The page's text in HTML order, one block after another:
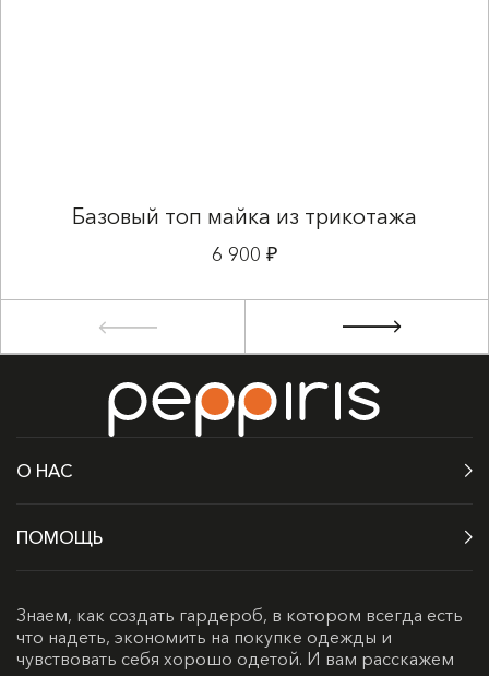
Базовый топ майка из трикотажа
6 900 ₽
О НАС
ПОМОЩЬ
Знаем, как создать гардероб, в котором всегда есть
что надеть, экономить на покупке одежды и
чувствовать себя хорошо одетой. И вам расскажем